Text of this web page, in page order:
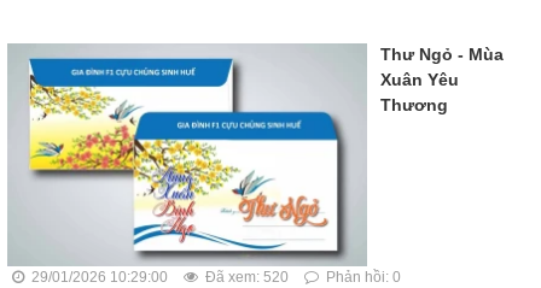
Thư Ngỏ - Mùa
Xuân Yêu
Thương
29/01/2026 10:29:00 Đã xem: 520 Phản hồi: 0